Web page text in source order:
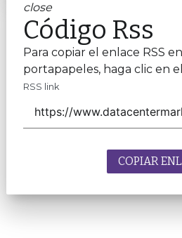
close
Código Rss
Para copiar el enlace RSS en
portapapeles, haga clic en
RSS link
COPIAR